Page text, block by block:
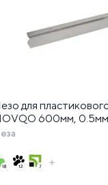
для
600мм, 0.5мм